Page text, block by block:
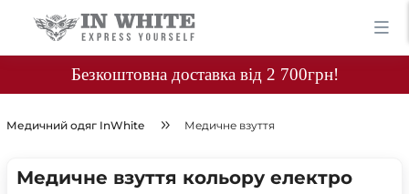
Безкоштовна доставка від 2 700грн!
Медичний одяг InWhite Медичне взуття
Медичне взуття кольору електро